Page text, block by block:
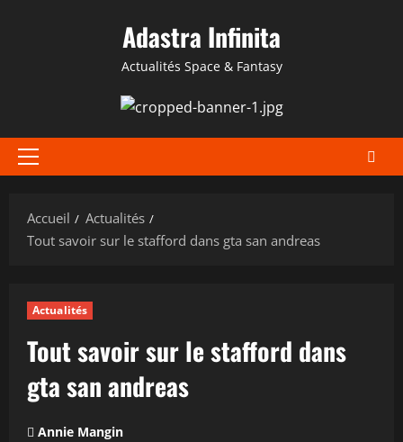
Adastra Infinita
Actualités Space & Fantasy
Menu
Accueil
Actualités
Tout savoir sur le stafford dans gta san andreas
Actualités
Tout savoir sur le stafford dans
gta san andreas
Annie Mangin